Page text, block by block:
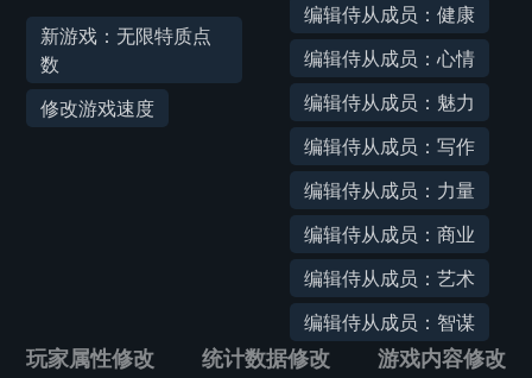
新游戏：无限特质点
数
修改游戏速度
编辑侍从成员：健康
编辑侍从成员：心情
编辑侍从成员：魅力
编辑侍从成员：写作
编辑侍从成员：力量
编辑侍从成员：商业
编辑侍从成员：艺术
编辑侍从成员：智谋
玩家属性修改 统计数据修改 游戏内容修改